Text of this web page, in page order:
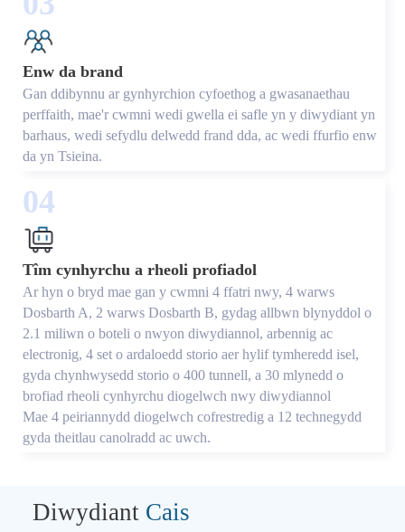
Enw da brand
Gan ddibynnu ar gynhyrchion cyfoethog a gwasanaethau
perffaith, mae'r cwmni wedi gwella ei safle yn y diwydiant yn
barhaus, wedi sefydlu delwedd frand dda, ac wedi ffurfio enw
da yn Tsieina.
04
Tîm cynhyrchu a rheoli profiadol
Ar hyn o bryd mae gan y cwmni 4 ffatri nwy, 4 warws
Dosbarth A, 2 warws Dosbarth B, gydag allbwn blynyddol o
2.1 miliwn o boteli o nwyon diwydiannol, arbennig ac
electronig, 4 set o ardaloedd storio aer hylif tymheredd isel,
gyda chynhwysedd storio o 400 tunnell, a 30 mlynedd o
brofiad rheoli cynhyrchu diogelwch nwy diwydiannol
Mae 4 peiriannydd diogelwch cofrestredig a 12 technegydd
gyda theitlau canolradd ac uwch.
Diwydiant Cais